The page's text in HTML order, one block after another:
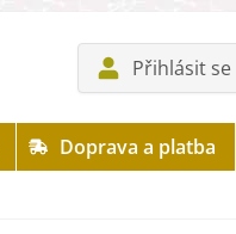
Přihlásit se
Doprava a platba